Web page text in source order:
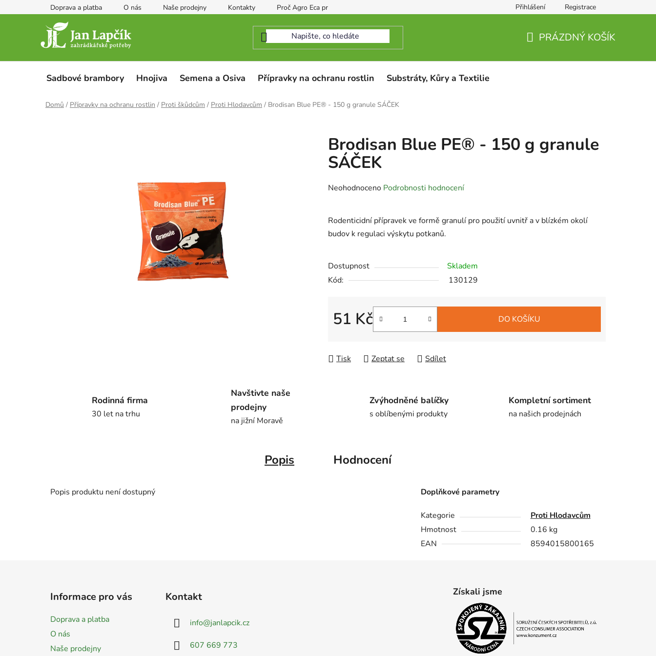
na
Doprava a platba O nás Naše prodejny Kontakty Proč Agro Eca protect Přihlášení Registrace
PRÁZDNÝ KOŠÍK
Sadbové brambory Hnojiva Semena a Osiva Přípravky na ochranu rostlin Substráty, Kůry a Textilie
Domů / Přípravky na ochranu rostlin / Proti škůdcům / Proti Hlodavcům / Brodisan Blue PE® - 150 g granule SÁČEK
Brodisan Blue PE® - 150 g granule
SÁČEK
Průměrné
5
hvězdiček.
Neohodnoceno Podrobnosti hodnocení
Rodenticidní přípravek ve formě granulí pro použití uvnitř a v blízkém okolí
budov k regulaci výskytu potkanů.
Dostupnost
Skladem
Kód:
130129
51 Kč
Měrná cena:
DO KOŠÍKU
Tisk Zeptat se Sdílet
Rodinná firma
30 let na trhu
Navštivte naše
prodejny
na jižní Moravě
Zvýhodněné balíčky
s oblíbenými produkty
Kompletní sortiment
na našich prodejnách
Popis Hodnocení
Popis produktu není dostupný Doplňkové parametry
Kategorie
Proti Hlodavcům
Hmotnost
0.16 kg
EAN
8594015800165
Informace pro vás
Doprava a platba
O nás
Naše prodejny
Kontakt
info@janlapcik.cz
607 669 773
Získali jsme